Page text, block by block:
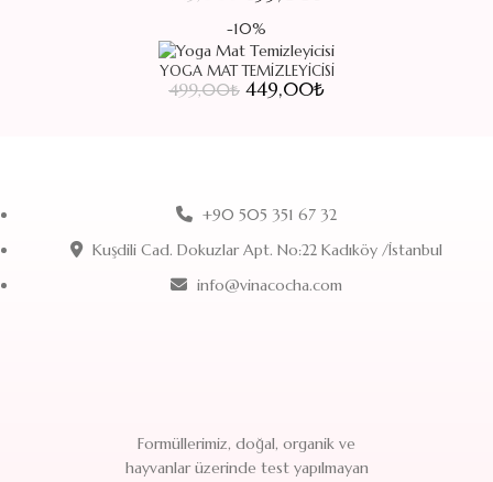
-10%
YOGA MAT TEMIZLEYICISI
499,00₺ Orijinal fiyat: 499,00₺.
449,00₺
+90 505 351 67 32
Kuşdili Cad. Dokuzlar Apt. No:22 Kadıköy /İstanbul
info@vinacocha.com
Formüllerimiz, doğal, organik ve
hayvanlar üzerinde test yapılmayan